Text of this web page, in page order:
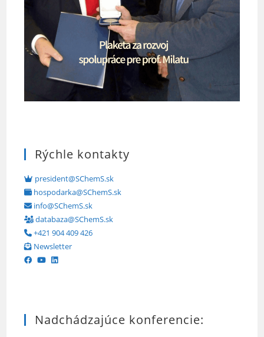
Rýchle kontakty
president@SChemS.sk
hospodarka@SChemS.sk
info@SChemS.sk
databaza@SChemS.sk
+421 904 409 426
Newsletter
Nadchádzajúce konferencie: